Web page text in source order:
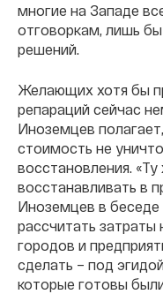
многие на Западе
отговоркам, лишь
решений.
Желающих хотя бы
репараций сейчас
Иноземцев
стоимость не
восстановления.
восстанавливать в
Иноземцев в беседе
рассчитать затраты
городов и
сделать – под
которые готовы